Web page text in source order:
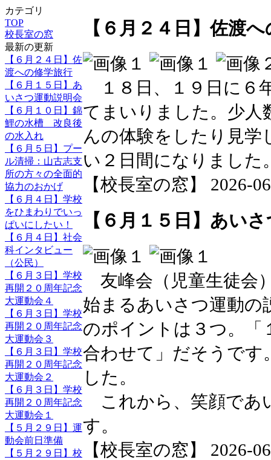
カテゴリ
TOP
校長室の窓
最新の更新
【６月２４日】佐
渡への修学旅行
【６月１５日】あ
いさつ運動説明会
【６月１０日】錦
鯉の水槽 改良後
の水入れ
【６月５日】プー
ル清掃：山古志支
所の方々の全面的
協力のおかげ
【６月４日】学校
をひまわりでいっ
ぱいにしたい！
【６月４日】社会
科インタビュー
（公民）
【６月３日】学校
再開２０周年記念
大運動会４
【６月３日】学校
再開２０周年記念
大運動会３
【６月３日】学校
再開２０周年記念
大運動会２
【６月３日】学校
再開２０周年記念
大運動会１
【５月２９日】運
動会前日準備
【５月２９日】校
【６月２４日】佐渡
１８日、１９日に６
てまいりました。少人
んの体験をしたり見
い２日間になりました
【校長室の窓】 2026-
【６月１５日】あい
友峰会（児童生徒会
始まるあいさつ運動の
のポイントは３つ。
合わせて」だそうです
した。
これから、笑顔であ
す。
【校長室の窓】 2026-